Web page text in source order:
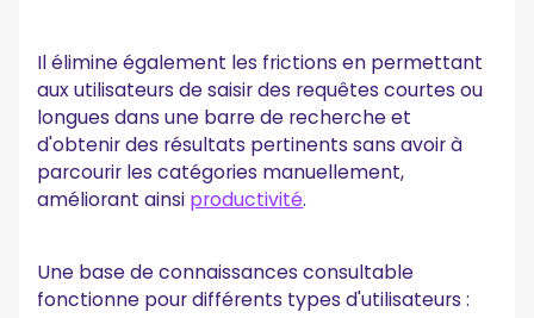
Il élimine également les frictions en permettant
aux utilisateurs de saisir des requêtes courtes ou
longues dans une barre de recherche et
d'obtenir des résultats pertinents sans avoir à
parcourir les catégories manuellement,
améliorant ainsi productivité.
Une base de connaissances consultable
fonctionne pour différents types d'utilisateurs :